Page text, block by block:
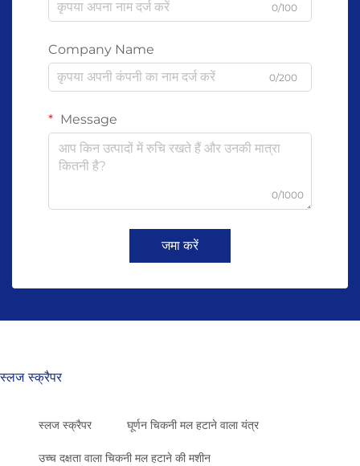
0/100
Company Name
0/200
Message
0/1000
जमा करें
स्लज स्क्रैपर
स्लज स्क्रैपर घूर्णन चिकनी मल हटाने वाला यंत्र
उच्च दक्षता वाला चिकनी मल हटाने की मशीन